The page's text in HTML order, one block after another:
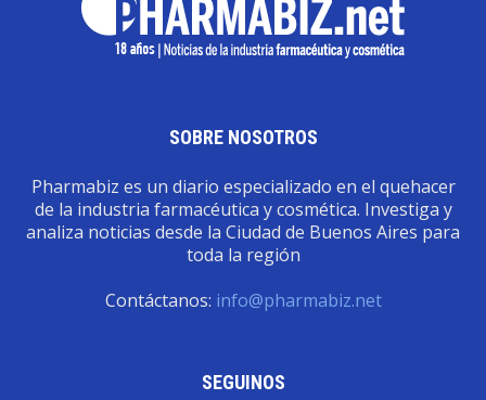
SOBRE NOSOTROS
Pharmabiz es un diario especializado en el quehacer
de la industria farmacéutica y cosmética. Investiga y
analiza noticias desde la Ciudad de Buenos Aires para
toda la región
Contáctanos: info@pharmabiz.net
SEGUINOS